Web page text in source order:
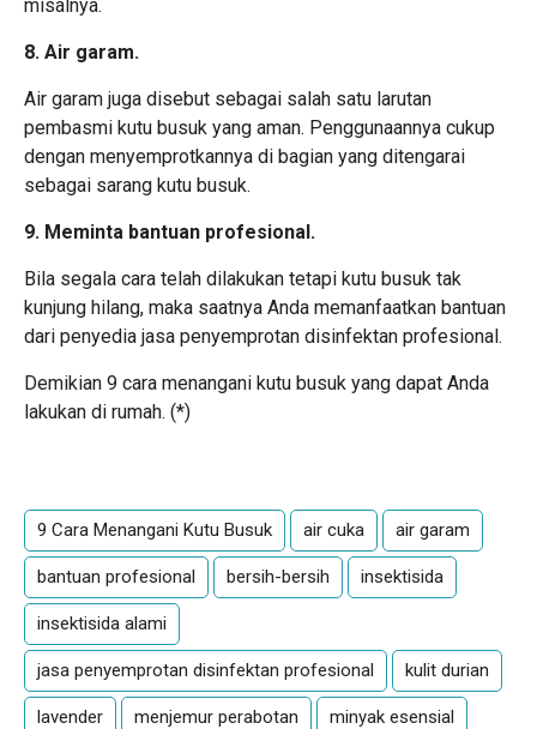
misalnya.
8. Air garam.
Air garam juga disebut sebagai salah satu larutan
pembasmi kutu busuk yang aman. Penggunaannya cukup
dengan menyemprotkannya di bagian yang ditengarai
sebagai sarang kutu busuk.
9. Meminta bantuan profesional.
Bila segala cara telah dilakukan tetapi kutu busuk tak
kunjung hilang, maka saatnya Anda memanfaatkan bantuan
dari penyedia jasa penyemprotan disinfektan profesional.
Demikian 9 cara menangani kutu busuk yang dapat Anda
lakukan di rumah. (*)
9 Cara Menangani Kutu Busuk air cuka air garam
bantuan profesional bersih-bersih insektisida
insektisida alami
jasa penyemprotan disinfektan profesional kulit durian
lavender menjemur perabotan minyak esensial